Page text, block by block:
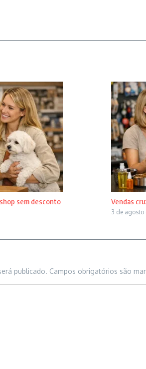
sem desconto Vendas
3 de agosto
publicado. Campos obrigatórios são